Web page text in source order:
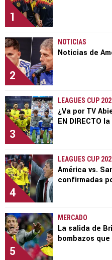
1
2
NOTICIAS
Noticias de
3
LEAGUES CUP
¿Va por TV
EN DIRECTO
4
LEAGUES CUP
América vs.
confirmadas
5
MERCADO
La salida de
bombazos